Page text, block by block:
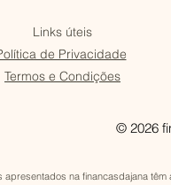
Links úteis
de Privacidade
Termos e Condições
© 2026
apresentados na financasdajana